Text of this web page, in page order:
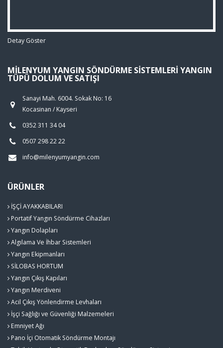
Detay Göster
MILENYUM YANGIN SÖNDÜRME SISTEMLERI YANGIN
TÜPÜ DOLUM VE SATIŞI
Sanayi Mah. 6004. Sokak No: 16
Kocasinan / Kayseri
0352 311 34 04
0507 298 22 22
info@milenyumyangin.com
ÜRÜNLER
İŞÇİ AYAKKABILARI
Portatif Yangın Söndürme Cihazları
Yangın Dolapları
Algılama Ve İhbar Sistemleri
Yangın Ekipmanları
SİLOBAS HORTUM
Yangın Çıkış Kapıları
Yangın Merdiveni
Acil Çıkış Yönlendirme Levhaları
İşçi Sağlığı ve Güvenliği Malzemeleri
Emniyet Ağı
Pano İçi Otomatik Söndürme Montajı